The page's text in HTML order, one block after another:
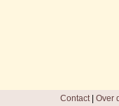
Contact| Over